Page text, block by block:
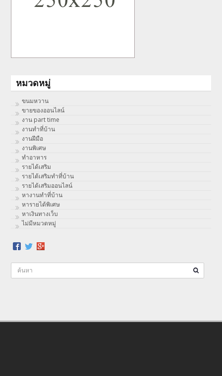
หมวดหมู่
ขนมหวาน
ขายของออนไลน์
งาน part time
งานทําที่บ้าน
งานฝีมือ
งานพิเศษ
ทําอาหาร
รายได้เสริม
รายได้เสริมทำที่บ้าน
รายได้เสริมออนไลน์
หางานทำที่บ้าน
หารายได้พิเศษ
หาเงินทางเว็บ
ไม่มีหมวดหมู่